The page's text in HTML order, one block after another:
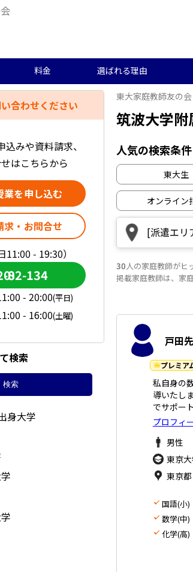
高校受験
社会人向け
料金
小学生のご料金
選ばれる理由
オンライン自習室
派遣エリアから探す
中学受験の合格実績
合わせください
みや資料請求、
はこちらから
業を申し込む
求・お問合せ
11:00 - 19:30）
082-134
- 20:00(平日)
- 16:00(土曜)
検索
検索
身大学
東大家庭教師友の会
筑波大学
人気の検索条件
東大生
オンライン
[派遣エリ
30人の家庭教師がヒ
掲載家庭教師は、家
戸田
プレミア
私自身の
導いたし
でサポー
プロフィ
男性
東京
東京
国語(小)
数学(中)
化学(高)
ア
神奈川県
ア
京都府
エリア（海外含む）はオンライン指導で